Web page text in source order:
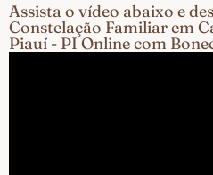
Assista o vídeo abaixo e
Constelação Familiar em
Piauí - PI Online com